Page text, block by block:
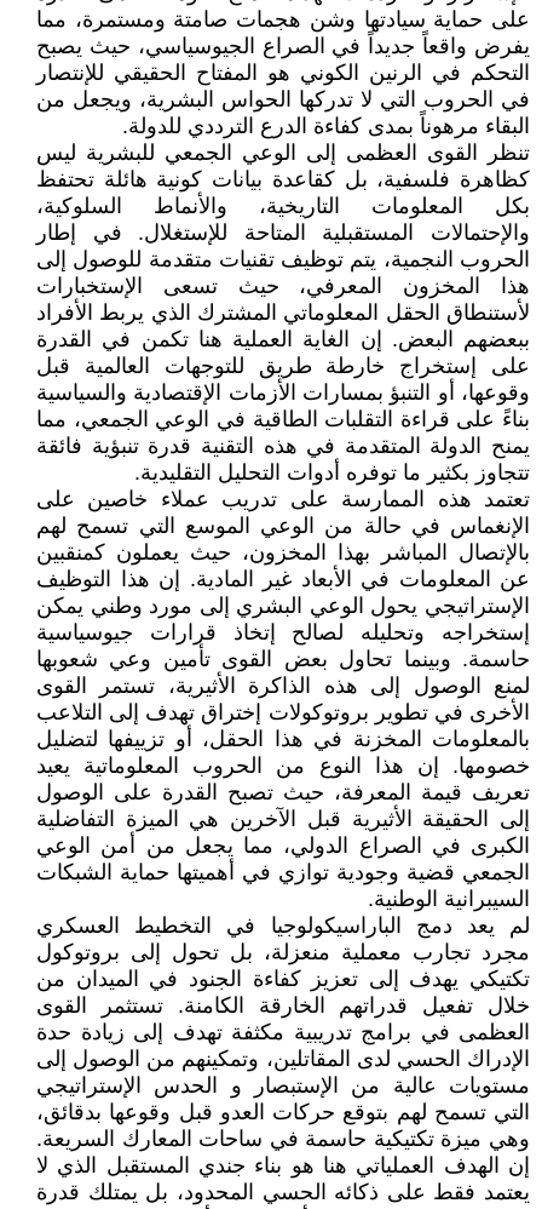
على حماية سيادتها وشن هجمات صامتة ومستمرة، مما
يفرض واقعاً جديداً في الصراع الجيوسياسي، حيث يصبح
التحكم في الرنين الكوني هو المفتاح الحقيقي للإنتصار
في الحروب التي لا تدركها الحواس البشرية، ويجعل من
البقاء مرهوناً بمدى كفاءة الدرع الترددي للدولة.
تنظر القوى العظمى إلى الوعي الجمعي للبشرية ليس
كظاهرة فلسفية، بل كقاعدة بيانات كونية هائلة تحتفظ
بكل المعلومات التاريخية، والأنماط السلوكية،
والإحتمالات المستقبلية المتاحة للإستغلال. في إطار
الحروب النجمية، يتم توظيف تقنيات متقدمة للوصول إلى
هذا المخزون المعرفي، حيث تسعى الإستخبارات
لأستنطاق الحقل المعلوماتي المشترك الذي يربط الأفراد
ببعضهم البعض. إن الغاية العملية هنا تكمن في القدرة
على إستخراج خارطة طريق للتوجهات العالمية قبل
وقوعها، أو التنبؤ بمسارات الأزمات الإقتصادية والسياسية
بناءً على قراءة التقلبات الطاقية في الوعي الجمعي، مما
يمنح الدولة المتقدمة في هذه التقنية قدرة تنبؤية فائقة
تتجاوز بكثير ما توفره أدوات التحليل التقليدية.
تعتمد هذه الممارسة على تدريب عملاء خاصين على
الإنغماس في حالة من الوعي الموسع التي تسمح لهم
بالإتصال المباشر بهذا المخزون، حيث يعملون كمنقبين
عن المعلومات في الأبعاد غير المادية. إن هذا التوظيف
الإستراتيجي يحول الوعي البشري إلى مورد وطني يمكن
إستخراجه وتحليله لصالح إتخاذ قرارات جيوسياسية
حاسمة. وبينما تحاول بعض القوى تأمين وعي شعوبها
لمنع الوصول إلى هذه الذاكرة الأثيرية، تستمر القوى
الأخرى في تطوير بروتوكولات إختراق تهدف إلى التلاعب
بالمعلومات المخزنة في هذا الحقل، أو تزييفها لتضليل
خصومها. إن هذا النوع من الحروب المعلوماتية يعيد
تعريف قيمة المعرفة، حيث تصبح القدرة على الوصول
إلى الحقيقة الأثيرية قبل الآخرين هي الميزة التفاضلية
الكبرى في الصراع الدولي، مما يجعل من أمن الوعي
الجمعي قضية وجودية توازي في أهميتها حماية الشبكات
السيبرانية الوطنية.
لم يعد دمج الباراسيكولوجيا في التخطيط العسكري
مجرد تجارب معملية منعزلة، بل تحول إلى بروتوكول
تكتيكي يهدف إلى تعزيز كفاءة الجنود في الميدان من
خلال تفعيل قدراتهم الخارقة الكامنة. تستثمر القوى
العظمى في برامج تدريبية مكثفة تهدف إلى زيادة حدة
الإدراك الحسي لدى المقاتلين، وتمكينهم من الوصول إلى
مستويات عالية من الإستبصار و الحدس الإستراتيجي
التي تسمح لهم بتوقع حركات العدو قبل وقوعها بدقائق،
وهي ميزة تكتيكية حاسمة في ساحات المعارك السريعة.
إن الهدف العملياتي هنا هو بناء جندي المستقبل الذي لا
يعتمد فقط على ذكائه الحسي المحدود، بل يمتلك قدرة